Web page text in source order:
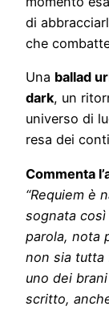
di
che
Una ballad
dark, un
universo di
resa dei
Commenta
“Requiem è
sognata
parola, nota
non sia tutta
uno dei
scritto,